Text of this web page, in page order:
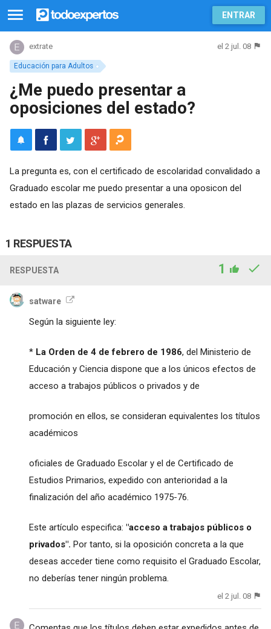
ENTRAR
Educación para Adultos
extrate el 2 jul. 08
¿Me puedo presentar a
oposiciones del estado?
La pregunta es, con el certificado de escolaridad convalidado a
Graduado escolar me puedo presentar a una oposicon del
estado en las plazas de servicios generales.
1 RESPUESTA
RESPUESTA 1
satware
Según la siguiente ley:
* La Orden de 4 de febrero de 1986, del Ministerio de
Educación y Ciencia dispone que a los únicos efectos de
acceso a trabajos públicos o privados y de
promoción en ellos, se consideran equivalentes los títulos
académicos
oficiales de Graduado Escolar y el de Certificado de
Estudios Primarios, expedido con anterioridad a la
finalización del año académico 1975-76.
Este artículo especifica: "acceso a trabajos públicos o
privados". Por tanto, si la oposición concreta a la que
deseas acceder tiene como requisito el Graduado Escolar,
no deberías tener ningún problema.
el 2 jul. 08